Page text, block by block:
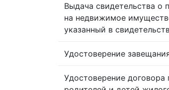
Выдача свидетельства о
на недвижимое
указанный в
Удостоверение
Удостоверение